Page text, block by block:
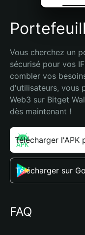
Vous cherchez un
sécurisé pour vos
combler vos
d'utilisateurs, vous
Web3 sur Bitget
dès maintenant !
Télécharger l'APK
Télécharger sur
FAQ